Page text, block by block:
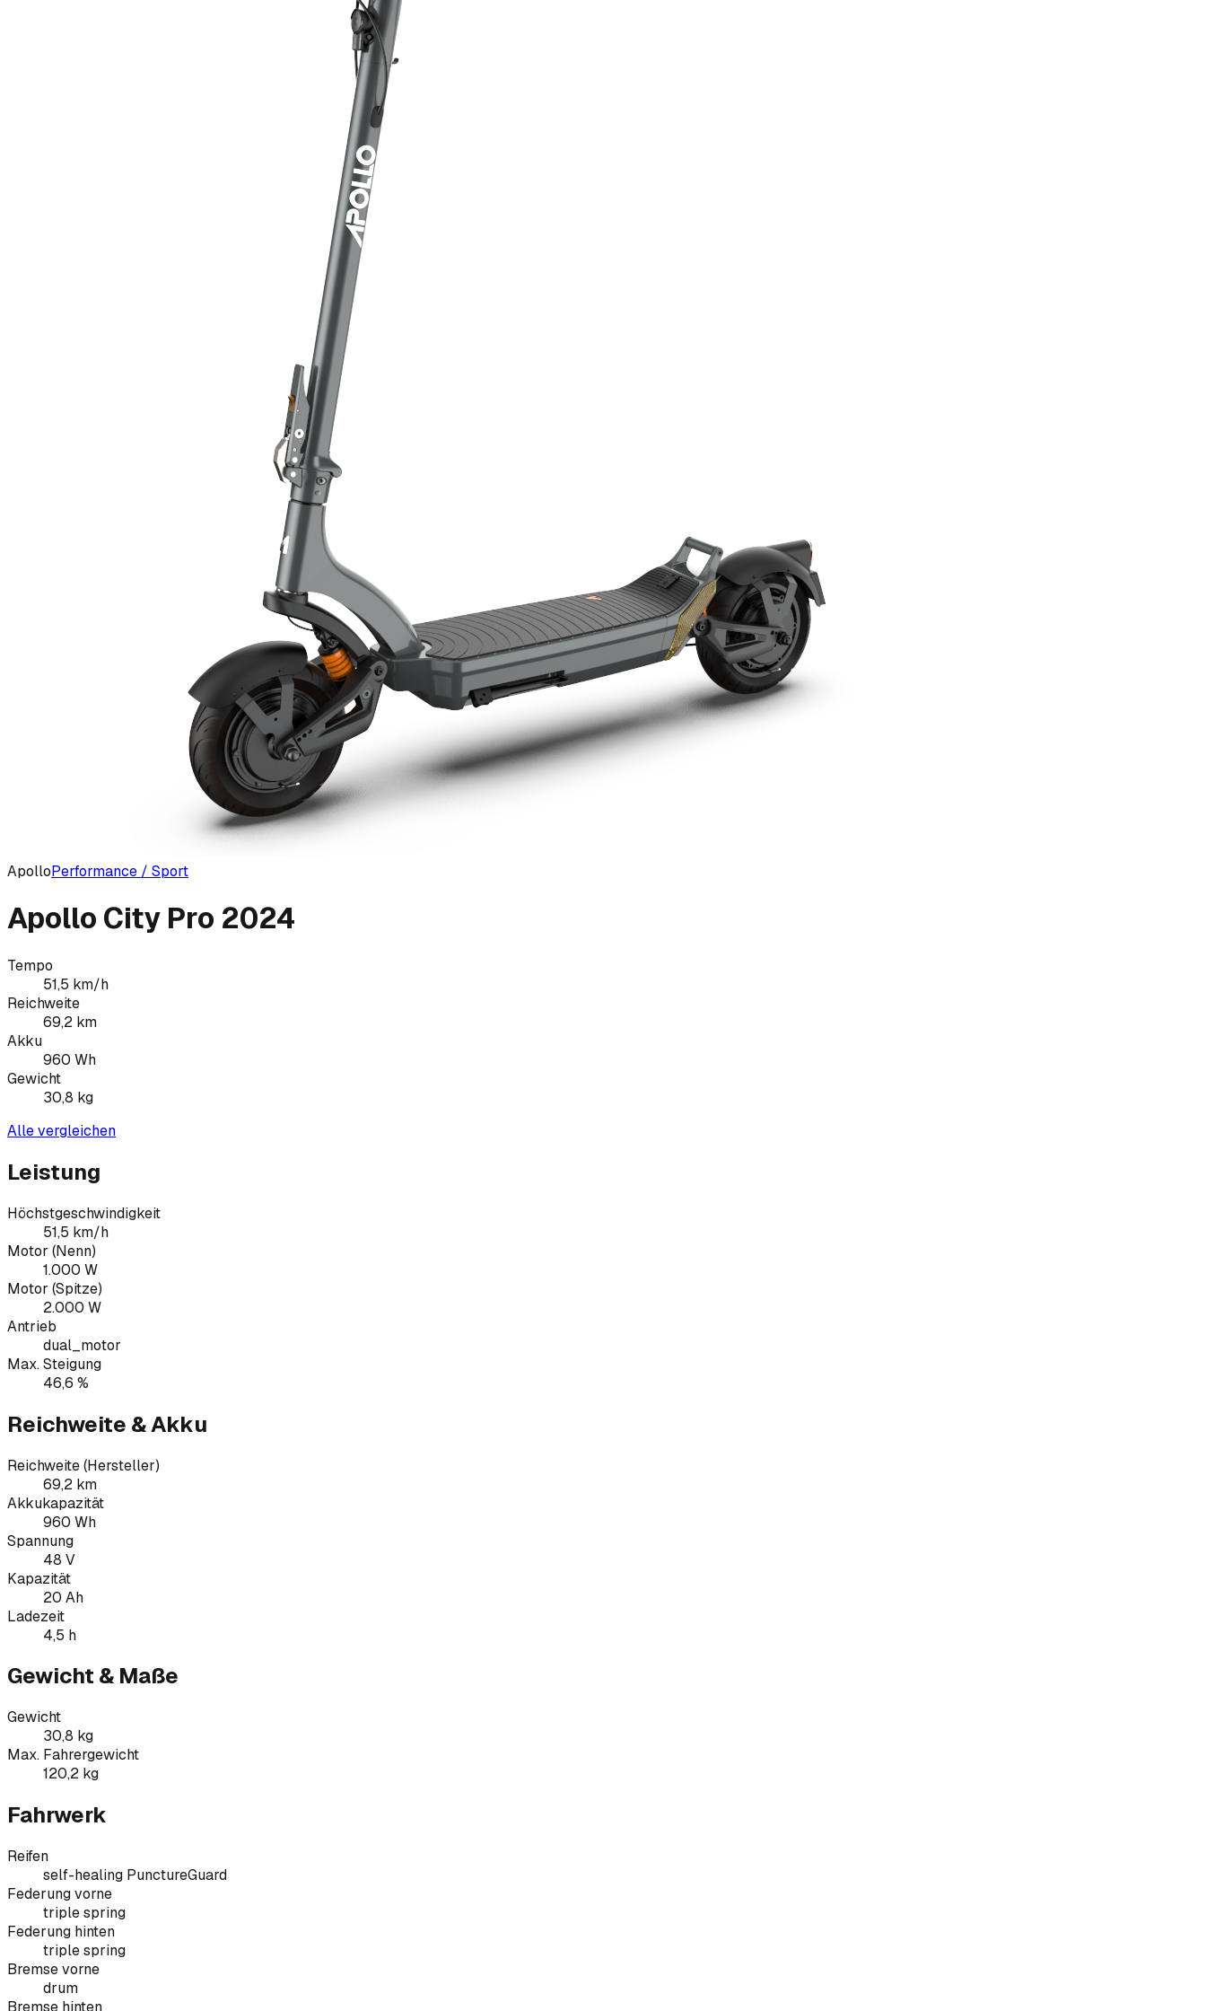
ApolloPerformance / Sport
Apollo City Pro 2024
Tempo
51,5 km/h
Reichweite
69,2 km
Akku
960 Wh
Gewicht
30,8 kg
Alle vergleichen
Leistung
Höchstgeschwindigkeit
51,5 km/h
Motor (Nenn)
1.000 W
Motor (Spitze)
2.000 W
Antrieb
dual_motor
Max. Steigung
46,6 %
Reichweite & Akku
Reichweite (Hersteller)
69,2 km
Akkukapazität
960 Wh
Spannung
48 V
Kapazität
20 Ah
Ladezeit
4,5 h
Gewicht & Maße
Gewicht
30,8 kg
Max. Fahrergewicht
120,2 kg
Fahrwerk
Reifen
self-healing PunctureGuard
Federung vorne
triple spring
Federung hinten
triple spring
Bremse vorne
drum
Bremse hinten